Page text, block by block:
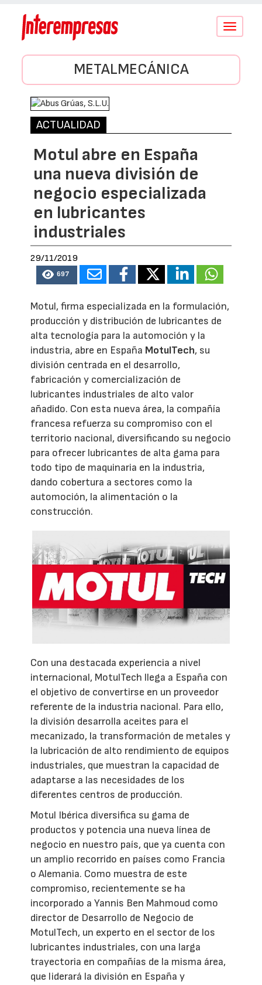
Conmutar
METALMECÁNICA
ACTUALIDAD
Motul abre en España
una nueva división de
negocio especializada
en lubricantes
industriales
29/11/2019
697
Motul, firma especializada en la formulación,
producción y distribución de lubricantes de
alta tecnología para la automoción y la
industria, abre en España MotulTech, su
división centrada en el desarrollo,
fabricación y comercialización de
lubricantes industriales de alto valor
añadido. Con esta nueva área, la compañía
francesa refuerza su compromiso con el
territorio nacional, diversificando su negocio
para ofrecer lubricantes de alta gama para
todo tipo de maquinaria en la industria,
dando cobertura a sectores como la
automoción, la alimentación o la
construcción.
Con una destacada experiencia a nivel
internacional, MotulTech llega a España con
el objetivo de convertirse en un proveedor
referente de la industria nacional. Para ello,
la división desarrolla aceites para el
mecanizado, la transformación de metales y
la lubricación de alto rendimiento de equipos
industriales, que muestran la capacidad de
adaptarse a las necesidades de los
diferentes centros de producción.
Motul Ibérica diversifica su gama de
productos y potencia una nueva línea de
negocio en nuestro país, que ya cuenta con
un amplio recorrido en países como Francia
o Alemania. Como muestra de este
compromiso, recientemente se ha
incorporado a Yannis Ben Mahmoud como
director de Desarrollo de Negocio de
MotulTech, un experto en el sector de los
lubricantes industriales, con una larga
trayectoria en compañías de la misma área,
que liderará la división en España y